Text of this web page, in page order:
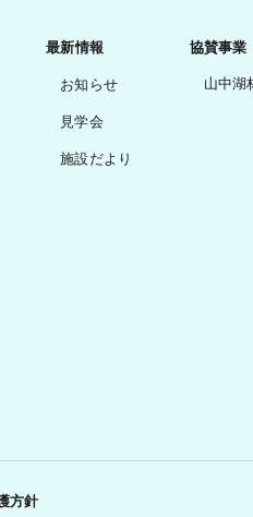
最新情報
お知らせ
見学会
施設だより
協賛事業
山中湖
方針